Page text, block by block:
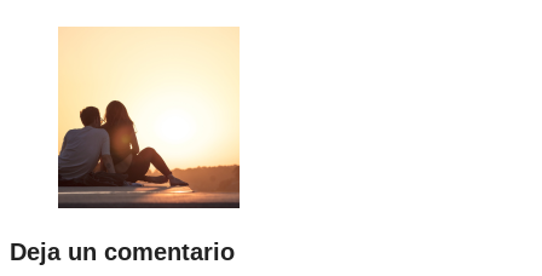
Deja un comentario